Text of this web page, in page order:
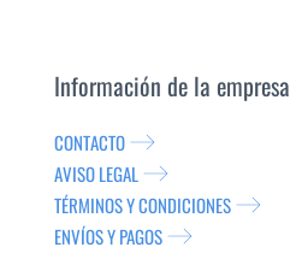
Información de la empresa
CONTACTO
AVISO LEGAL
TÉRMINOS Y CONDICIONES
ENVÍOS Y PAGOS